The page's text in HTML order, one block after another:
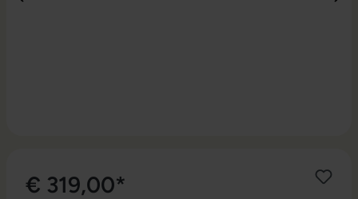
€ 319,00*